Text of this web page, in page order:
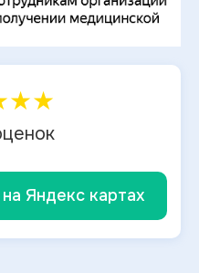
★★
Яндекс картах